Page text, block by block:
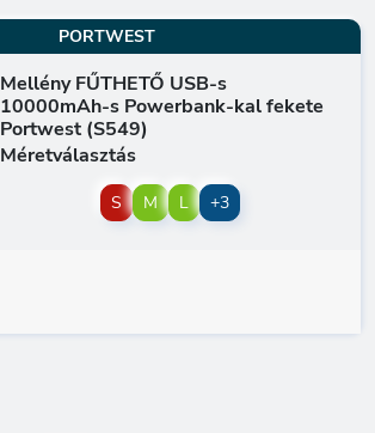
PORTWEST
Mellény FŰTHETŐ USB-s
10000mAh-s Powerbank-kal fekete
Portwest (S549)
Méretválasztás
S M L +3